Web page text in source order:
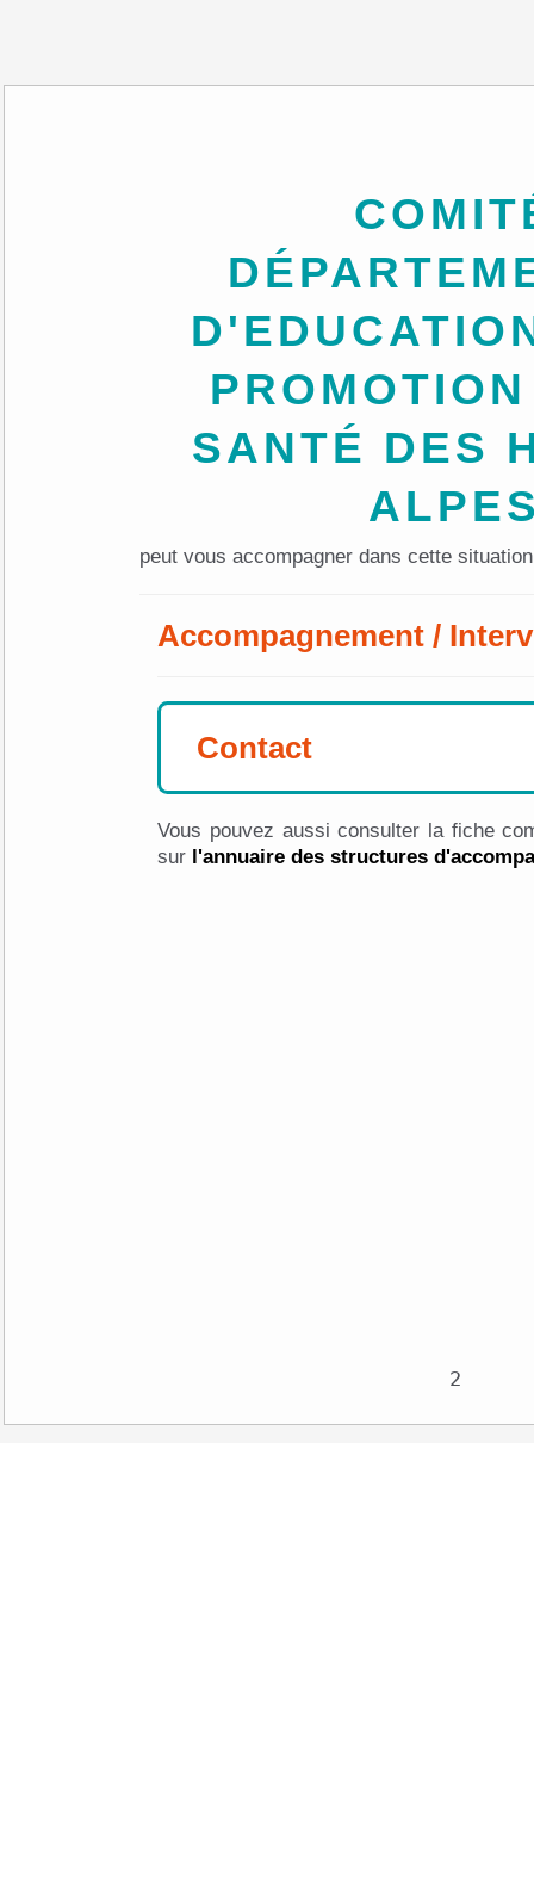
COMITÉ
SANTÉ DES
peut vous accompagner dans cette situation
Accompagnement /
Contact
Vous pouvez aussi consulter la fiche
sur l'annuaire des structures